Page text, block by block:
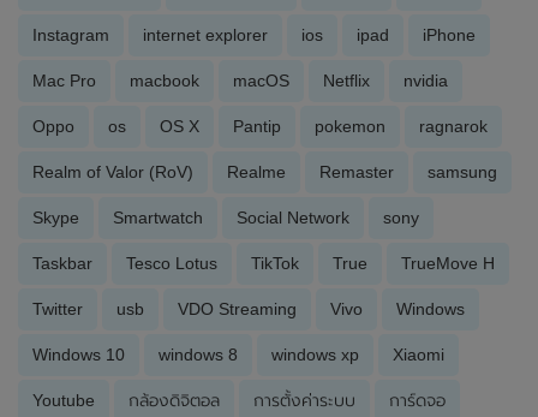
Instagram internet explorer ios ipad iPhone
Mac Pro macbook macOS Netflix nvidia
Oppo os OS X Pantip pokemon ragnarok
Realm of Valor (RoV) Realme Remaster samsung
Skype Smartwatch Social Network sony
Taskbar Tesco Lotus TikTok True TrueMove H
Twitter usb VDO Streaming Vivo Windows
Windows 10 windows 8 windows xp Xiaomi
Youtube กล้องดิจิตอล การตั้งค่าระบบ การ์ดจอ